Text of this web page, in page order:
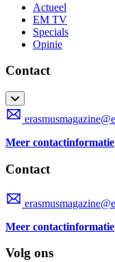
Actueel
EM TV
Specials
Opinie
Contact
Meer contactinformatie
Contact
Meer contactinformatie
Volg ons